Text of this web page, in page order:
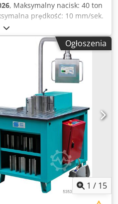
, Maksymalny nacisk: 40 ton
prędkość: 10 mm/sek.
Stół roboczy: 660x1250 mm
oleju: 60 litrów
wysokość obrabianego
200x26 mm Pojemność
narzędzi - Cyfrowe
- Kontrola NC. -
- Regulowana prędkość
stół - Konstrukcja ZOPF
bez utraty dokładności
na wytrzymałym
ma utraty dokładności
następuje utrata
uchwytowi
można pracować
Ogłoszenia
1 / 15